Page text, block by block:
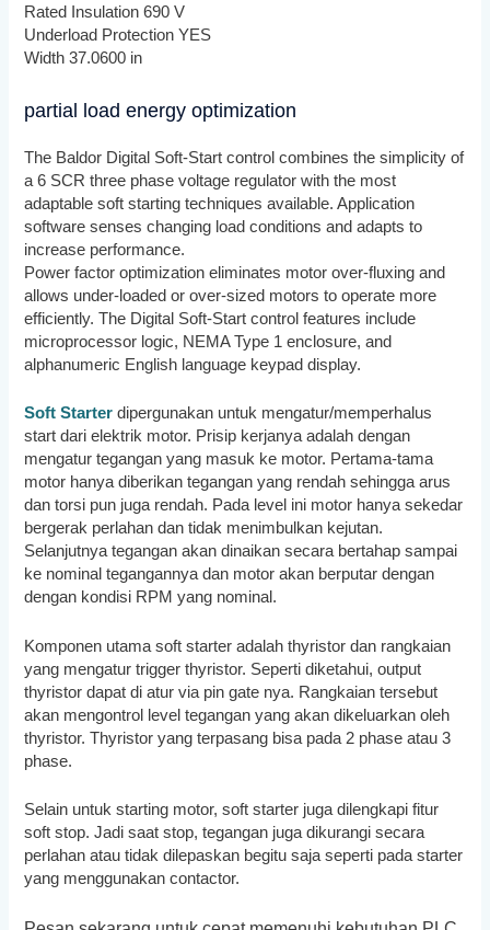
Rated Insulation 690 V
Underload Protection YES
Width 37.0600 in
partial load energy optimization
The Baldor Digital Soft-Start control combines the simplicity of
a 6 SCR three phase voltage regulator with the most
adaptable soft starting techniques available. Application
software senses changing load conditions and adapts to
increase performance.
Power factor optimization eliminates motor over-fluxing and
allows under-loaded or over-sized motors to operate more
efficiently. The Digital Soft-Start control features include
microprocessor logic, NEMA Type 1 enclosure, and
alphanumeric English language keypad display.
Soft Starter dipergunakan untuk mengatur/memperhalus
start dari elektrik motor. Prisip kerjanya adalah dengan
mengatur tegangan yang masuk ke motor. Pertama-tama
motor hanya diberikan tegangan yang rendah sehingga arus
dan torsi pun juga rendah. Pada level ini motor hanya sekedar
bergerak perlahan dan tidak menimbulkan kejutan.
Selanjutnya tegangan akan dinaikan secara bertahap sampai
ke nominal tegangannya dan motor akan berputar dengan
dengan kondisi RPM yang nominal.
Komponen utama soft starter adalah thyristor dan rangkaian
yang mengatur trigger thyristor. Seperti diketahui, output
thyristor dapat di atur via pin gate nya. Rangkaian tersebut
akan mengontrol level tegangan yang akan dikeluarkan oleh
thyristor. Thyristor yang terpasang bisa pada 2 phase atau 3
phase.
Selain untuk starting motor, soft starter juga dilengkapi fitur
soft stop. Jadi saat stop, tegangan juga dikurangi secara
perlahan atau tidak dilepaskan begitu saja seperti pada starter
yang menggunakan contactor.